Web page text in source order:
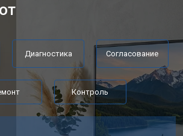
Диагностика Согласование
Контроль